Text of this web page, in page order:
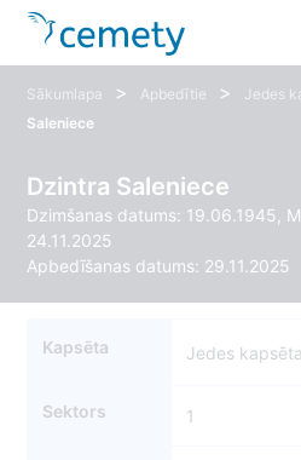
Sākumlapa > Apbedītie > Jedes
Saleniece
Dzintra Saleniece
Dzimšanas datums: 19.06.1945,
24.11.2025
Apbedīšanas datums: 29.11.2025
Kapsēta Jedes kapsēta
Sektors 1